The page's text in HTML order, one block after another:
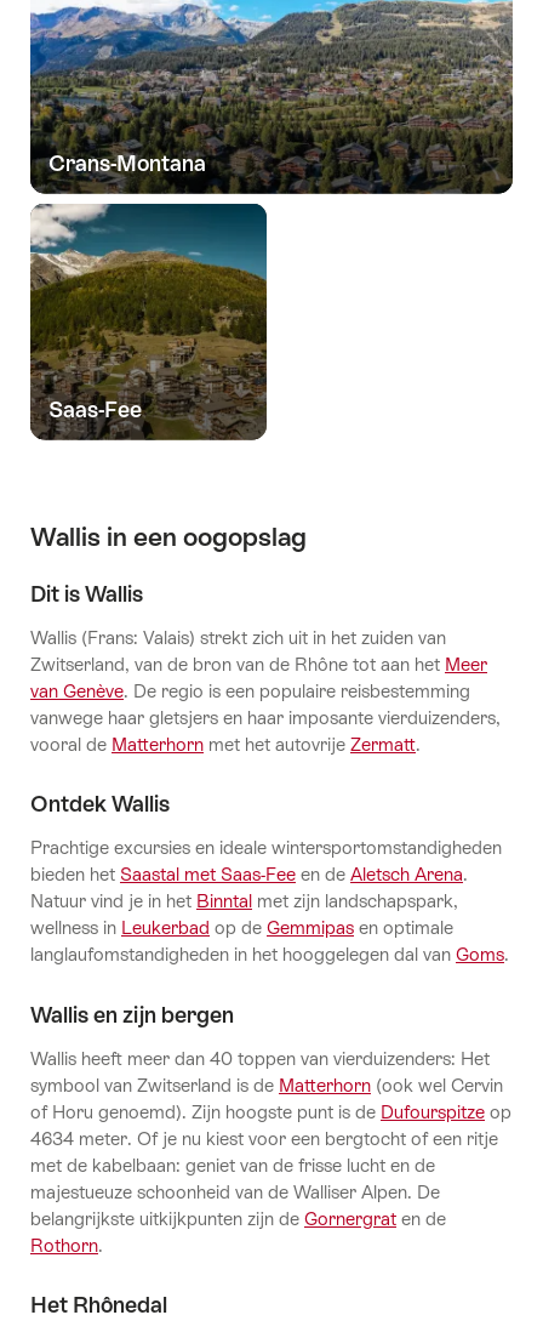
Crans-Montana
Saas-Fee
Wallis in een oogopslag
Dit is Wallis
Wallis (Frans: Valais) strekt zich uit in het zuiden van
Zwitserland, van de bron van de Rhône tot aan het Meer
van Genève. De regio is een populaire reisbestemming
vanwege haar gletsjers en haar imposante vierduizenders,
vooral de Matterhorn met het autovrije Zermatt.
Ontdek Wallis
Prachtige excursies en ideale wintersportomstandigheden
bieden het Saastal met Saas-Fee en de Aletsch Arena.
Natuur vind je in het Binntal met zijn landschapspark,
wellness in Leukerbad op de Gemmipas en optimale
langlaufomstandigheden in het hooggelegen dal van Goms.
Wallis en zijn bergen
Wallis heeft meer dan 40 toppen van vierduizenders: Het
symbool van Zwitserland is de Matterhorn (ook wel Cervin
of Horu genoemd). Zijn hoogste punt is de Dufourspitze op
4634 meter. Of je nu kiest voor een bergtocht of een ritje
met de kabelbaan: geniet van de frisse lucht en de
majestueuze schoonheid van de Walliser Alpen. De
belangrijkste uitkijkpunten zijn de Gornergrat en de
Rothorn.
Het Rhônedal